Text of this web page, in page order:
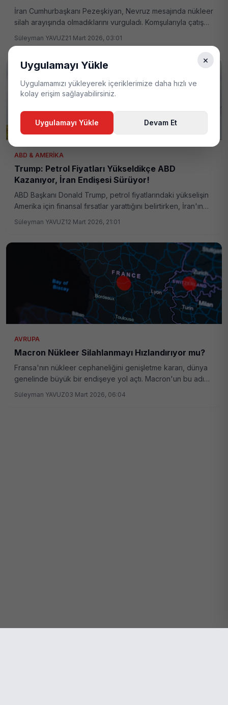
İran Cumhurbaşkanı Pezeşkiyan, Nevruz mesajında nükleer
silah arayışında olmadıklarını vurguladı. Komşularıyla çatışma
Süleyman YAVUZ21 Mart 2026, 03:01
ABD & AMERIKA
Trump: Petrol Fiyatları Yükseldikçe ABD
Kazanıyor, İran Endişesi Sürüyor!
ABD Başkanı Donald Trump, petrol fiyatlarındaki yükselişin
Amerika için finansal fırsatlar yarattığını belirtirken, İran'ın
yaptı. Bölgesel ve küresel dengeler üzerindeki etkileriyle
politikalarını şekillendiriyor.
Süleyman YAVUZ12 Mart 2026, 21:01
AVRUPA
Macron Nükleer Silahlanmayı Hızlandırıyor mu?
Fransa'nın nükleer cephaneliğini genişletme kararı, dünya
genelinde büyük bir endişeye yol açtı. Macron'un bu adımı
Süleyman YAVUZ03 Mart 2026, 06:04
×
Uygulamayı Yükle
Uygulamamızı yükleyerek içeriklerimize daha hızlı ve
kolay erişim sağlayabilirsiniz.
Uygulamayı Yükle Devam Et